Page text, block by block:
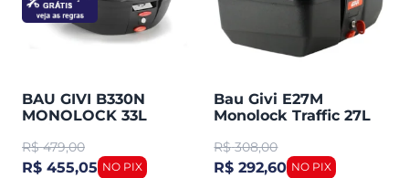
BAU GIVI B330N
MONOLOCK 33L
VERMELHA
R$ 479,00
R$ 455,05
Bau Givi E27M
Monolock Traffic 27L
R$ 308,00
R$ 292,60